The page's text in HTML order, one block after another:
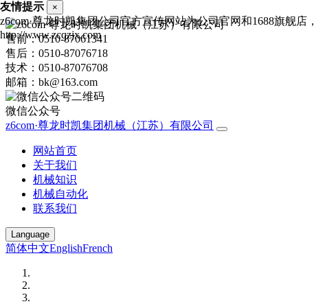
售前：0510-87061341
售后：0510-87076718
技术：0510-87076708
邮箱：bk@163.com
微信公众号
z6com·尊龙时凯集团机械（江苏）有限公司
网站首页
关于我们
机械知识
机械自动化
联系我们
Language
简体中文EnglishFrench
友情提示 ×
z6com·尊龙时凯集团公司官方宣传网站为公司官网和1688旗舰
http://www.zcqzjx.com